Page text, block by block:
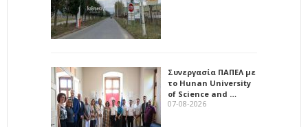
Συνεργασία ΠΑΠΕΛ με
το Hunan University
of Science and …
07-08-2026